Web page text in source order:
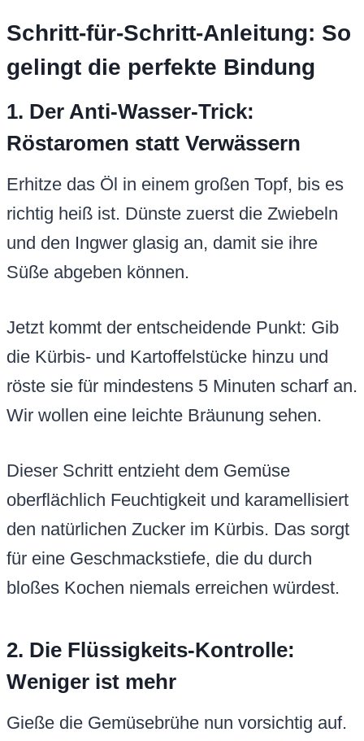
Schritt-für-Schritt-Anleitung: So
gelingt die perfekte Bindung
1. Der Anti-Wasser-Trick:
Röstaromen statt Verwässern
Erhitze das Öl in einem großen Topf, bis es
richtig heiß ist. Dünste zuerst die Zwiebeln
und den Ingwer glasig an, damit sie ihre
Süße abgeben können.
Jetzt kommt der entscheidende Punkt: Gib
die Kürbis- und Kartoffelstücke hinzu und
röste sie für mindestens 5 Minuten scharf an.
Wir wollen eine leichte Bräunung sehen.
Dieser Schritt entzieht dem Gemüse
oberflächlich Feuchtigkeit und karamellisiert
den natürlichen Zucker im Kürbis. Das sorgt
für eine Geschmackstiefe, die du durch
bloßes Kochen niemals erreichen würdest.
2. Die Flüssigkeits-Kontrolle:
Weniger ist mehr
Gieße die Gemüsebrühe nun vorsichtig auf.